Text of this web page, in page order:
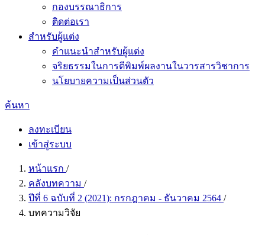
กองบรรณาธิการ
ติดต่อเรา
สำหรับผู้แต่ง
คำแนะนำสำหรับผู้แต่ง
จริยธรรมในการตีพิมพ์ผลงานในวารสารวิชาการ
นโยบายความเป็นส่วนตัว
ค้นหา
ลงทะเบียน
เข้าสู่ระบบ
หน้าแรก /
คลังบทความ /
ปีที่ 6 ฉบับที่ 2 (2021): กรกฎาคม - ธันวาคม 2564 /
บทความวิจัย